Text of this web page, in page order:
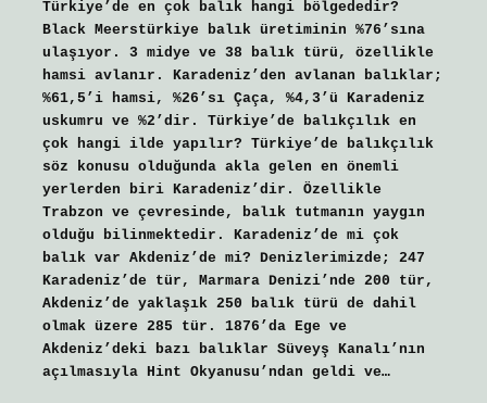
Türkiye’de en çok balık hangi bölgededir?
Black Meerstürkiye balık üretiminin %76’sına
ulaşıyor. 3 midye ve 38 balık türü, özellikle
hamsi avlanır. Karadeniz’den avlanan balıklar;
%61,5’i hamsi, %26’sı Çaça, %4,3’ü Karadeniz
uskumru ve %2’dir. Türkiye’de balıkçılık en
çok hangi ilde yapılır? Türkiye’de balıkçılık
söz konusu olduğunda akla gelen en önemli
yerlerden biri Karadeniz’dir. Özellikle
Trabzon ve çevresinde, balık tutmanın yaygın
olduğu bilinmektedir. Karadeniz’de mi çok
balık var Akdeniz’de mi? Denizlerimizde; 247
Karadeniz’de tür, Marmara Denizi’nde 200 tür,
Akdeniz’de yaklaşık 250 balık türü de dahil
olmak üzere 285 tür. 1876’da Ege ve
Akdeniz’deki bazı balıklar Süveyş Kanalı’nın
açılmasıyla Hint Okyanusu’ndan geldi ve…